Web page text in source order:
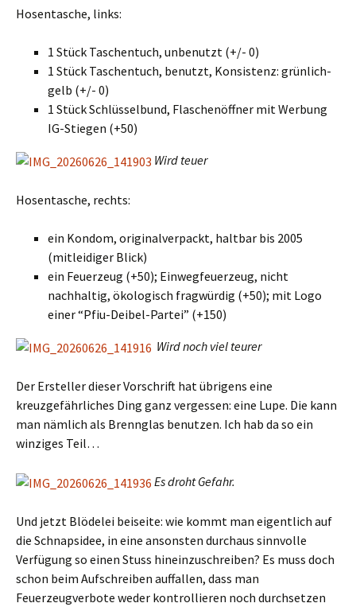
Hosentasche, links:
1 Stück Taschentuch, unbenutzt (+/- 0)
1 Stück Taschentuch, benutzt, Konsistenz: grünlich-
gelb (+/- 0)
1 Stück Schlüsselbund, Flaschenöffner mit Werbung
IG-Stiegen (+50)
Wird teuer
Hosentasche, rechts:
ein Kondom, originalverpackt, haltbar bis 2005
(mitleidiger Blick)
ein Feuerzeug (+50); Einwegfeuerzeug, nicht
nachhaltig, ökologisch fragwürdig (+50); mit Logo
einer “Pfiu-Deibel-Partei” (+150)
Wird noch viel teurer
Der Ersteller dieser Vorschrift hat übrigens eine
kreuzgefährliches Ding ganz vergessen: eine Lupe. Die kann
man nämlich als Brennglas benutzen. Ich hab da so ein
winziges Teil…
Es droht Gefahr.
Und jetzt Blödelei beiseite: wie kommt man eigentlich auf
die Schnapsidee, in eine ansonsten durchaus sinnvolle
Verfügung so einen Stuss hineinzuschreiben? Es muss doch
schon beim Aufschreiben auffallen, dass man
Feuerzeugverbote weder kontrollieren noch durchsetzen